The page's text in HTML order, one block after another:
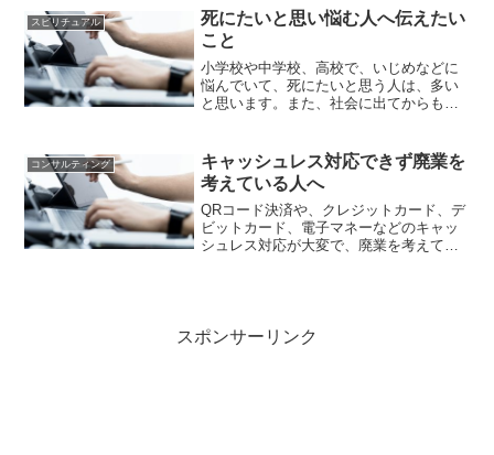
すが、未だに病院に行く...
スピリチュアル
死にたいと思い悩む人へ伝えたい
こと
小学校や中学校、高校で、いじめなどに
悩んでいて、死にたいと思う人は、多い
と思います。また、社会に出てからもお
メブロで記事を投稿しました。今死にた
いと思い悩んでいる人に、...
コンサルティング
キャッシュレス対応できず廃業を
考えている人へ
QRコード決済や、クレジットカード、デ
ビットカード、電子マネーなどのキャッ
シュレス対応が大変で、廃業を考えてし
スポンサーリンク